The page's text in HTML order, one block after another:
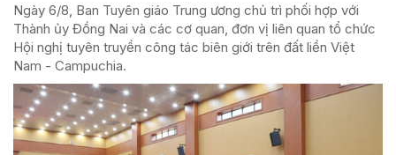
Ngày 6/8, Ban Tuyên giáo Trung ương chủ trì phối hợp với
Thành ủy Đồng Nai và các cơ quan, đơn vị liên quan tổ chức
Hội nghị tuyên truyền công tác biên giới trên đất liền Việt
Nam - Campuchia.